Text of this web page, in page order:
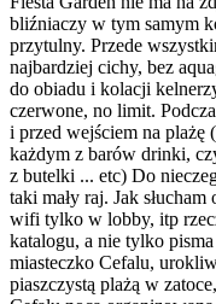
bliźniaczy w tym samym
przytulny. Przede
najbardziej cichy, bez
do obiadu i kolacji
czerwone, no limit.
i przed wejściem na plażę
każdym z barów drinki,
z butelki ... etc) Do
taki mały raj. Jak
wifi tylko w lobby, itp
katalogu, a nie tylko
miasteczko Cefalu,
piaszczystą plażą w